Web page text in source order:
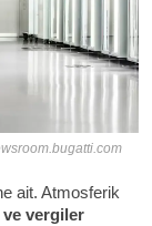
ait. Atmosferik
ve vergiler